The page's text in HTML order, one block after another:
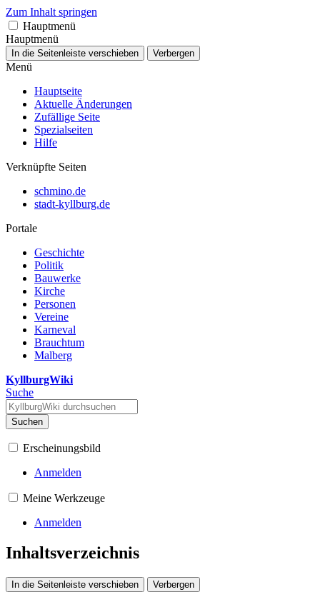
Zum Inhalt springen
Hauptmenü
Hauptmenü
In die Seitenleiste verschieben Verbergen
Menü
Hauptseite
Aktuelle Änderungen
Zufällige Seite
Spezialseiten
Hilfe
Verknüpfte Seiten
schmino.de
stadt-kyllburg.de
Portale
Geschichte
Politik
Bauwerke
Kirche
Personen
Vereine
Karneval
Brauchtum
Malberg
KyllburgWiki
Suche
Suchen
Erscheinungsbild
Anmelden
Meine Werkzeuge
Anmelden
Inhaltsverzeichnis
In die Seitenleiste verschieben Verbergen